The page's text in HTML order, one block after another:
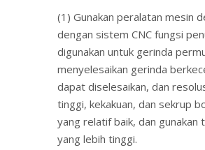
(1) Gunakan peralatan mesin
dengan sistem CNC fungsi
digunakan untuk gerinda
menyelesaikan gerinda
dapat diselesaikan, dan
tinggi, kekakuan, dan sekrup
yang relatif baik, dan
yang lebih tinggi.